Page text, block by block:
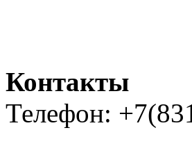
Контакты
Телефон: